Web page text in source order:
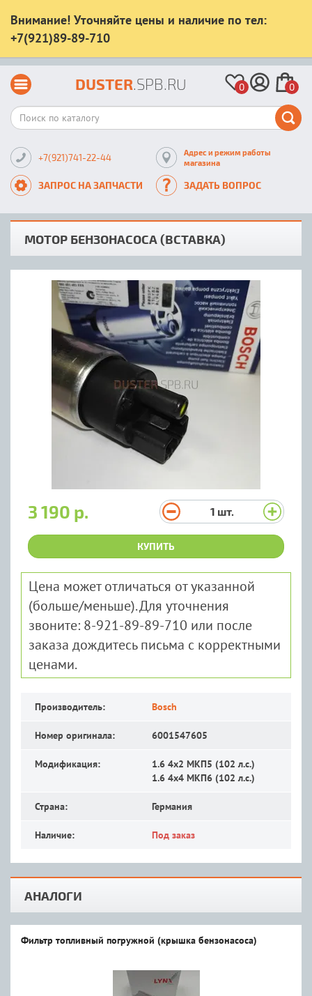
Внимание! Уточняйте цены и наличие по тел:
+7(921)89-89-710
DUSTER.SPB.RU 0 0
+7(921)741-22-44
Адрес и режим работы
магазина
ЗАПРОС НА ЗАПЧАСТИ ЗАДАТЬ ВОПРОС
МОТОР БЕНЗОНАСОСА (ВСТАВКА)
3 190 р. 1 шт.
КУПИТЬ
Цена может отличаться от указанной
(больше/меньше). Для уточнения
звоните: 8-921-89-89-710 или после
заказа дождитесь письма с корректными
ценами.
Производитель: Bosch
Номер оригинала: 6001547605
Модификация:
1.6 4x2 MКП5 (102 л.с.)
1.6 4x4 MКП6 (102 л.с.)
Страна: Германия
Наличие: Под заказ
АНАЛОГИ
Фильтр топливный погружной (крышка бензонасоса)